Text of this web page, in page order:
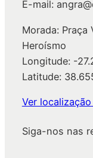
E-mail:
Morada:
Heroísmo
Longitude: -
Latitude:
Ver
Siga-nos nas